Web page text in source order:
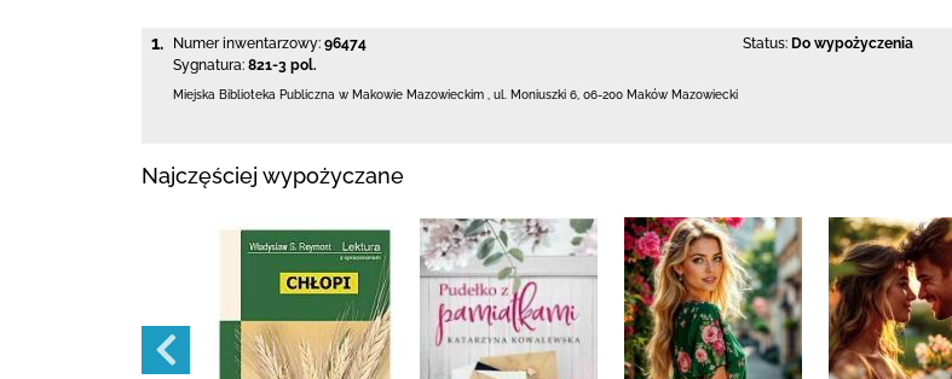
1. Numer inwentarzowy: 96474
Sygnatura: 821-3 pol.
Status: Do wypożyczenia
Miejska Biblioteka Publiczna w Makowie Mazowieckim ul. Moniuszki 6 06-200 Maków Mazowiecki
Najczęściej wypożyczane